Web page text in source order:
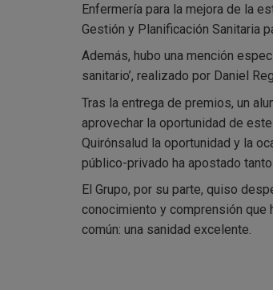
Enfermería para la mejora de la
Gestión y Planificación Sanitaria
Además, hubo una mención
sanitario’, realizado por Daniel
Tras la entrega de premios, un
aprovechar la oportunidad de
Quirónsalud la oportunidad y la
público-privado ha apostado
El Grupo, por su parte, quiso
conocimiento y comprensión que
común: una sanidad excelente.